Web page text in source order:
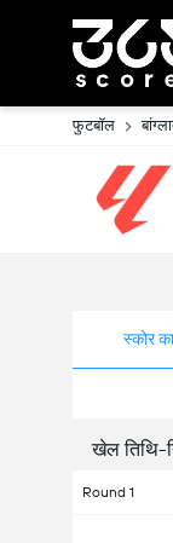
फुटबॉल
स्कोर
खेल तिथि-
Round 1